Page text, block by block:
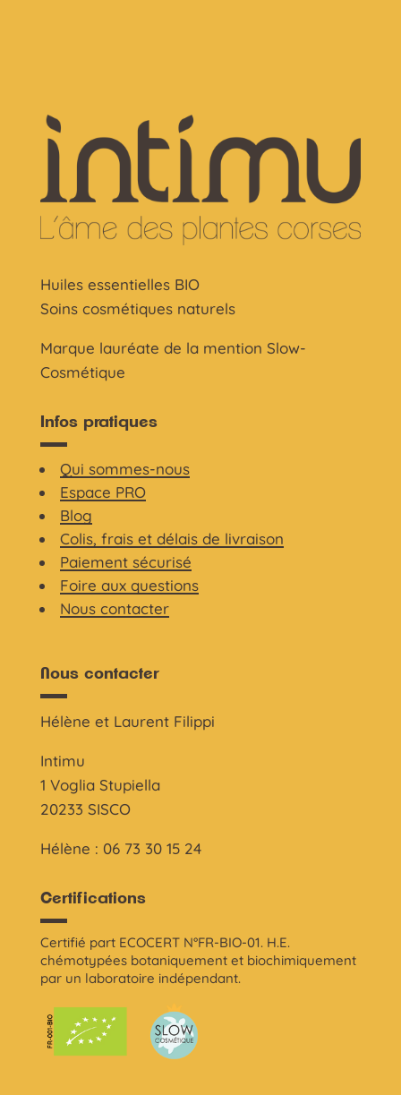
Huiles essentielles BIO
Soins cosmétiques naturels
Marque lauréate de la mention Slow-
Cosmétique
Infos pratiques
Qui sommes-nous
Espace PRO
Blog
Colis, frais et délais de livraison
Paiement sécurisé
Foire aux questions
Nous contacter
Nous contacter
Hélène et Laurent Filippi
Intimu
1 Voglia Stupiella
20233 SISCO
Hélène : 06 73 30 15 24
Certifications
Certifié part ECOCERT N°FR-BIO-01. H.E.
chémotypées botaniquement et biochimiquement
par un laboratoire indépendant.